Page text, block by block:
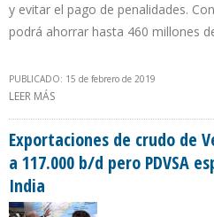
y evitar el pago de penalidades.
podrá ahorrar hasta 460 millones
PUBLICADO: 15 de febrero de 2019
LEER MÁS
Exportaciones de crudo de
a 117.000 b/d pero PDVSA
India